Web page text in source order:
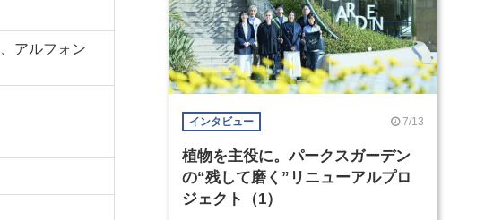
アルフォン
インタビュー 7/13
植物を主役に。パークスガーデン
の“残して磨く”リニューアルプロ
ジェクト（1）